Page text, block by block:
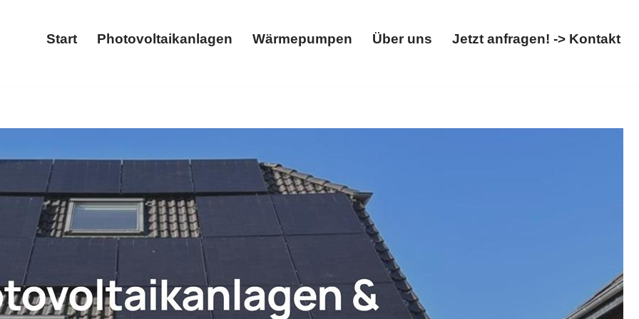
Start Photovoltaikanlagen Wärmepumpen Über uns Jetzt anfragen! -> Kontakt
✓Stromspeicher, Photovoltaikanlage, Wärmepumpe, Wallbox entdecken. Öffnen Sie ✓Photovoltaikanlage,
in Hambach? ➡️ 𝐖𝐎𝐋𝐓𝐈𝐂𝐒, Ihr Solar & Wärmepumpenexperte. Ihr Erfolg, unser Versprechen ✉.